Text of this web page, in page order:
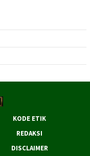
KODE ETIK
REDAKSI
DISCLAIMER